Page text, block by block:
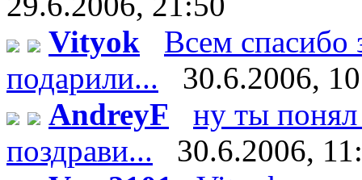
Vityok
Всем спасибо
подарили...
30.6.2006,
AndreyF
ну ты понял
поздрави...
30.6.2006,